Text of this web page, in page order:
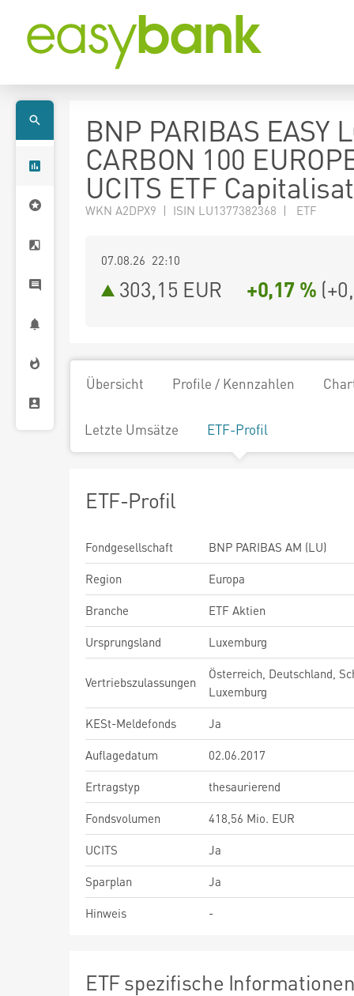
BNP PARIBAS EASY
CARBON 100
UCITS ETF
WKN A2DPX9 | ISIN LU1377382368 | ETF
07.08.26 22:10
303,15 EUR +0,17 % (
Übersicht Profile / Kennzahlen
Letzte Umsätze ETF-Profil
ETF-Profil
Fondgesellschaft
BNP PARIBAS AM (LU)
Region
Europa
Branche
ETF Aktien
Ursprungsland
Luxemburg
Vertriebszulassungen
Österreich, Deutschland,
Luxemburg
KESt-Meldefonds
Ja
Auflagedatum
02.06.2017
Ertragstyp
thesaurierend
Fondsvolumen
418,56 Mio. EUR
UCITS
Ja
Sparplan
Ja
Hinweis
-
ETF spezifische